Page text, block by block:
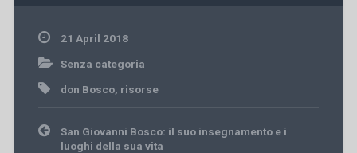
21 April 2018
Senza categoria
don Bosco, risorse
Post
navigation
San Giovanni Bosco: il suo insegnamento e i
luoghi della sua vita